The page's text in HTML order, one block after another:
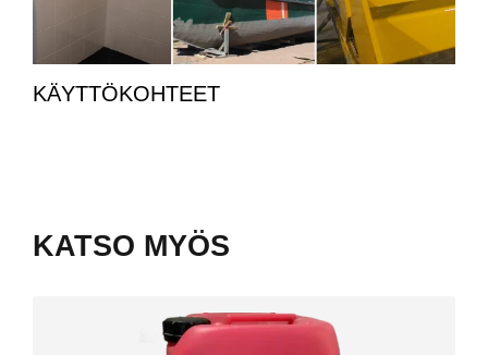
KÄYTTÖKOHTEET
KATSO MYÖS